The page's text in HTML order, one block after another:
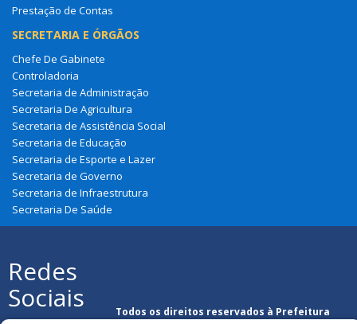
Prestação de Contas
SECRETARIA E ÓRGÃOS
Chefe De Gabinete
Controladoria
Secretaria de Administração
Secretaria De Agricultura
Secretaria de Assistência Social
Secretaria de Educação
Secretaria de Esporte e Lazer
Secretaria de Governo
Secretaria de Infraestrutura
Secretaria De Saúde
Redes
Sociais
Todos os direitos reservados à Prefeitura